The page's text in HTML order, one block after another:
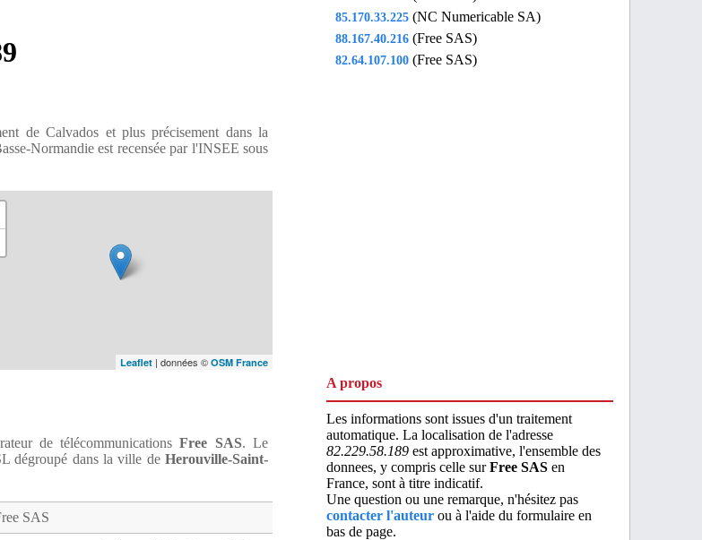
de Calvados et plus précisement dans la
Normandie est recensée par l'INSEE sous
Leaflet | données © OSM France
de télécommunicationsFree SAS. Le
dégroupé dans la ville deHerouville-Saint-
SAS
85.170.33.225 (NC Numericable SA)
88.167.40.216 (Free SAS)
82.64.107.100 (Free SAS)
A propos
Les informations sont issues d'un traitement
automatique. La localisation de l'adresse
82.229.58.189 est approximative, l'ensemble des
donnees, y compris celle surFree SAS en
France, sont à titre indicatif.
Une question ou une remarque, n'hésitez pas
contacter l'auteur ou à l'aide du formulaire en
bas de page.